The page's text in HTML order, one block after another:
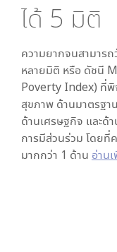
ได้ 5 มิติ
ความยากจนสามาร
หลายมิติ หรือ ดัชนี
Poverty Index) ที่พิ
สุขภาพ ด้านมาตรฐา
ด้านเศรษฐกิจ และด้
การมีส่วนร่วม โดย
มากกว่า 1 ด้าน อ่าน